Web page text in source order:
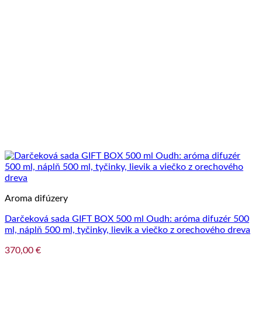
Aroma difúzery
Darčeková sada GIFT BOX 500 ml Oudh: aróma difuzér 500
ml, náplň 500 ml, tyčinky, lievik a viečko z orechového dreva
370,00 €